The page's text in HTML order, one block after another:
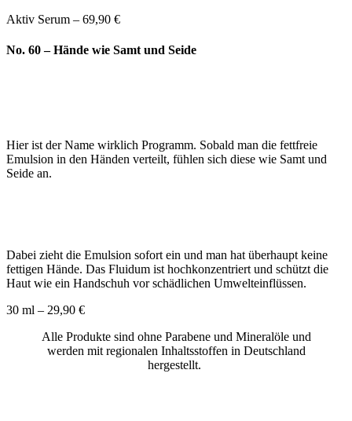
Aktiv Serum – 69,90 €
No. 60 – Hände wie Samt und Seide
Hier ist der Name wirklich Programm. Sobald man die fettfreie
Emulsion in den Händen verteilt, fühlen sich diese wie Samt und
Seide an.
Dabei zieht die Emulsion sofort ein und man hat überhaupt keine
fettigen Hände. Das Fluidum ist hochkonzentriert und schützt die
Haut wie ein Handschuh vor schädlichen Umwelteinflüssen.
30 ml – 29,90 €
Alle Produkte sind ohne Parabene und Mineralöle und
werden mit regionalen Inhaltsstoffen in Deutschland
hergestellt.